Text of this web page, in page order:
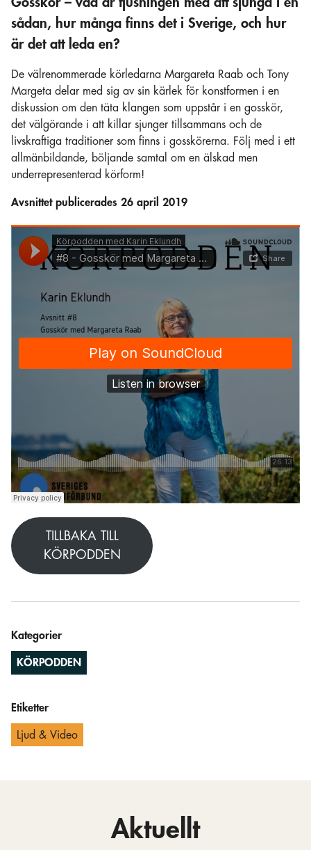
sådan, hur många finns det i Sverige, och hur
är det att leda en?
De välrenommerade körledarna Margareta Raab och Tony
Margeta delar med sig av sin kärlek för konstformen i en
diskussion om den täta klangen som uppstår i en gosskör,
det välgörande i att killar sjunger tillsammans och de
livskraftiga traditioner som finns i gosskörerna. Följ med i ett
allmänbildande, böljande samtal om en älskad men
underrepresenterad körform!
Avsnittet publicerades 26 april 2019
TILLBAKA TILL
KÖRPODDEN
Kategorier
KÖRPODDEN
Etiketter
Ljud & Video
Aktuellt